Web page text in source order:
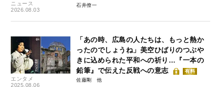
ニュース
2026.08.03
石井僚一
エンタメ
2025.08.06
「あの時、広島の人たちは、もっと熱か
ったのでしょうね」美空ひばりのつぶや
きに込められた平和への祈り…『一本の
鉛筆』で伝えた反戦への意志
有料
佐藤剛